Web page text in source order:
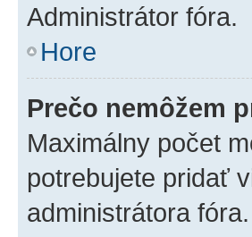
Administrátor fóra.
Hore
Prečo nemôžem
Maximálny počet
potrebujete pridať
administrátora fóra.